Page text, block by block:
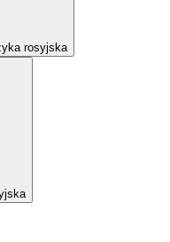
rosyjska